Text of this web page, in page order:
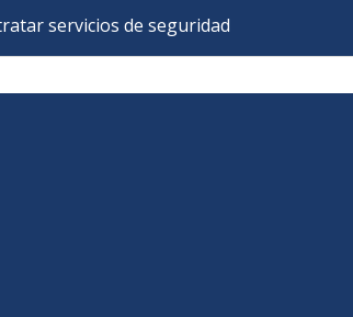
servicios de seguridad